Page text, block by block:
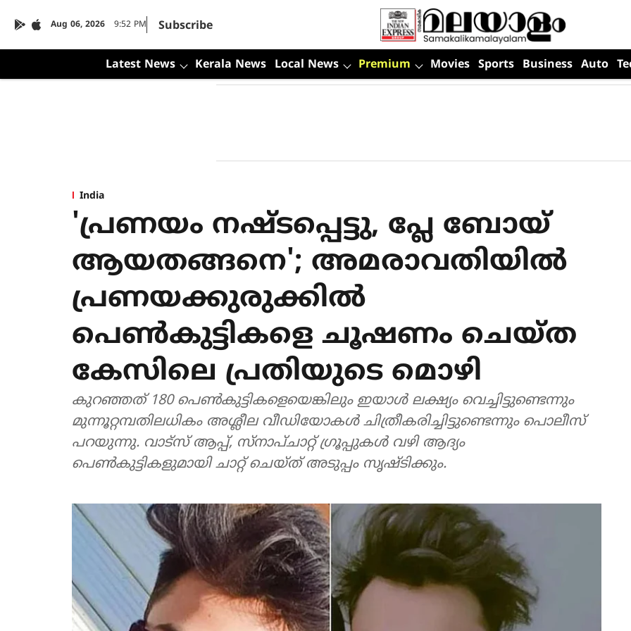
Aug 06, 2026 9:52 PM Subscribe
Latest News Kerala News Local News Premium Movies Sports Business Auto
India
'പ്രണയം നഷ്ടപ്പെട്ടു, പ്ലേ ബോയ്
ആയതങ്ങനെ'; അമരാവതിയില്‍
പ്രണയക്കുരുക്കില്‍
പെണ്‍കുട്ടികളെ ചൂഷണം ചെയ്ത
കേസിലെ പ്രതിയുടെ മൊഴി
കുറഞ്ഞത് 180 പെണ്‍കുട്ടികളെയെങ്കിലും ഇയാള്‍ ലക്ഷ്യം വെച്ചിട്ടുണ്ടെന്നും
മുന്നൂറ്റമ്പതിലധികം അശ്ലീല വീഡിയോകള്‍ ചിത്രീകരിച്ചിട്ടുണ്ടെന്നും പൊലീസ്
പറയുന്നു. വാട്‌സ് ആപ്പ്, സ്‌നാപ്ചാറ്റ് ഗ്രൂപ്പുകള്‍ വഴി ആദ്യം
പെണ്‍കുട്ടികളുമായി ചാറ്റ് ചെയ്ത് അടുപ്പം സൃഷ്ടിക്കും.